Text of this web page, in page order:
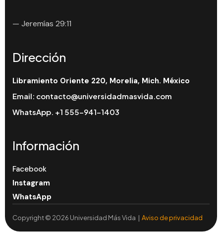
— Jeremías 29:11
Dirección
Libramiento Oriente 220, Morelia, Mich. México
Email: contacto@universidadmasvida.com
WhatsApp. +1 555-941-1403
Información
Facebook
Instagram
WhatsApp
Copyright © 2026 Universidad Más Vida | Aviso de privacidad